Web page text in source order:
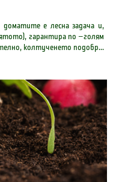
е лесна задача и,
гарантира по –голям
колтученето подобр...